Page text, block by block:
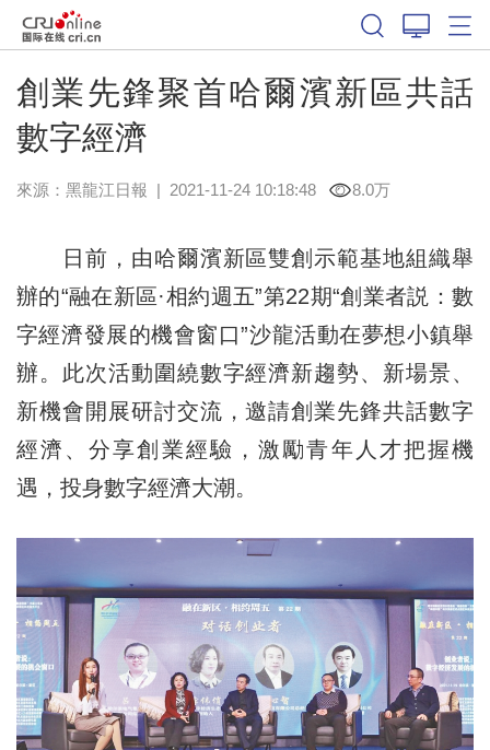
創業先鋒聚首哈爾濱新區共話
數字經濟
來源： 黑龍江日報 | 2021-11-24 10:18:48 8.0万
日前，由哈爾濱新區雙創示範基地組織舉
辦的“融在新區·相約週五”第22期“創業者説：數
字經濟發展的機會窗口”沙龍活動在夢想小鎮舉
辦。此次活動圍繞數字經濟新趨勢、新場景、
新機會開展研討交流，邀請創業先鋒共話數字
經濟、分享創業經驗，激勵青年人才把握機
遇，投身數字經濟大潮。